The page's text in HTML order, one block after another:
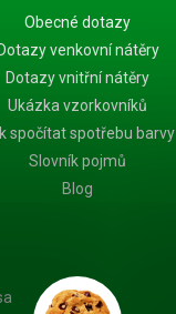
Obecné dotazy
Dotazy venkovní nátěry
Dotazy vnitřní nátěry
Ukázka vzorkovníků
spočítat spotřebu barvy
Slovník pojmů
Blog